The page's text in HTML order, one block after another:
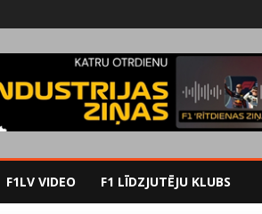
F1LV VIDEO F1 LĪDZJUTĒJU KLUBS